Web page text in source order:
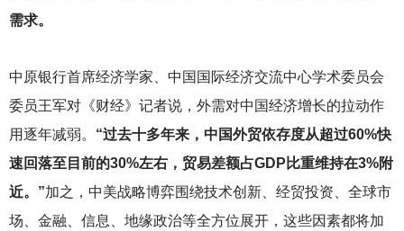
需求。
中原银行首席经济学家、中国国际经济交流中心学术委员会
委员王军对《财经》记者说，外需对中国经济增长的拉动作
用逐年减弱。 “过去十多年来，中国外贸依存度从超过60%快
速回落至目前的30%左右，贸易差额占GDP比重维持在3%附
近。”加之，中美战略博弈围绕技术创新、经贸投资、全球市
场、金融、信息、地缘政治等全方位展开，这些因素都将加